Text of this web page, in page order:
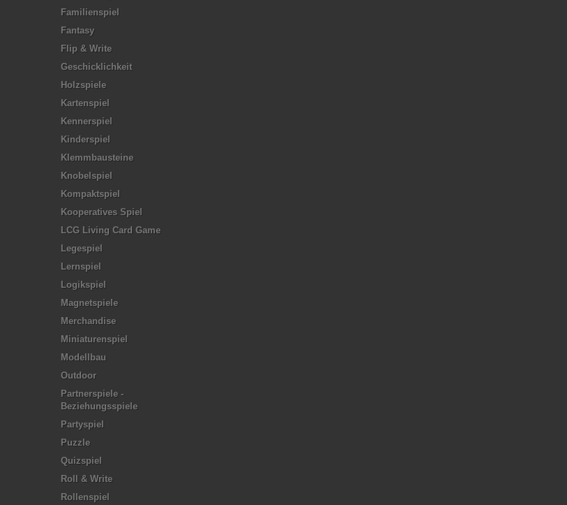
Familienspiel
Fantasy
Flip & Write
Geschicklichkeit
Holzspiele
Kartenspiel
Kennerspiel
Kinderspiel
Klemmbausteine
Knobelspiel
Kompaktspiel
Kooperatives Spiel
LCG Living Card Game
Legespiel
Lernspiel
Logikspiel
Magnetspiele
Merchandise
Miniaturenspiel
Modellbau
Outdoor
Partnerspiele -
Beziehungsspiele
Partyspiel
Puzzle
Quizspiel
Roll & Write
Rollenspiel